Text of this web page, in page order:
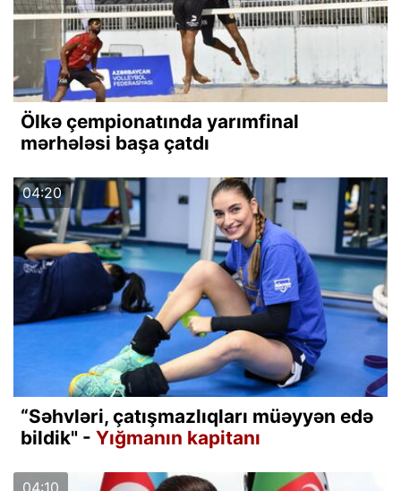
Ölkə çempionatında yarımfinal
mərhələsi başa çatdı
04:20
“Səhvləri, çatışmazlıqları müəyyən edə
bildik" - Yığmanın kapitanı